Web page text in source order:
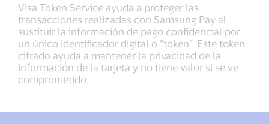
Visa Token Service ayuda a proteger las
transacciones realizadas con Samsung Pay al
sustituir la información de pago confidencial por
un único identificador digital o “token”. Este token
cifrado ayuda a mantener la privacidad de la
información de la tarjeta y no tiene valor si se ve
comprometido.